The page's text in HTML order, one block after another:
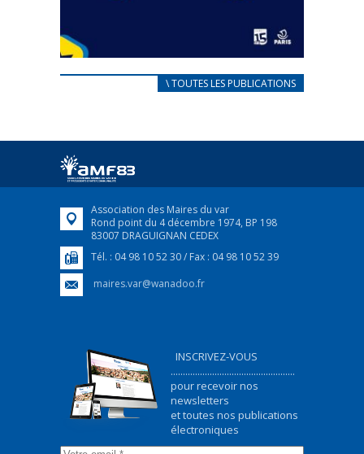
CARNET D’ACCUEIL
Afin d’accompagner au mieux les réfugiés
FEUILLETER
\ TOUTES LES PUBLICATIONS
Association des Maires du var
Rond point du 4 décembre 1974, BP 198
83007 DRAGUIGNAN CEDEX
Tél. : 04 98 10 52 30 / Fax : 04 98 10 52 39
maires.var@wanadoo.fr
INSCRIVEZ-VOUS
...................................................
pour recevoir nos
newsletters
et toutes nos publications
électroniques